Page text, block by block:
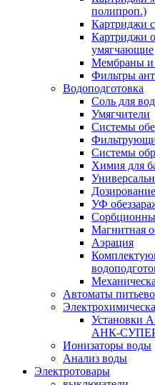
полипроп.)
Картриджи
Картриджи
умягчающие
Мембраны и
Фильтры
Водоподготовка
Соль для
Умягчители
Системы
Системы
Химия для
Дозирование
УФ
Магнитная
Аэрация
Автоматы
Установки
АНК-
Ионизаторы воды
Анализ воды
Электротовары